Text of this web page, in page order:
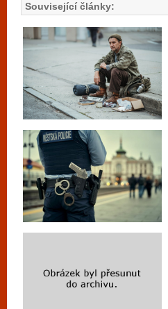
Související články: